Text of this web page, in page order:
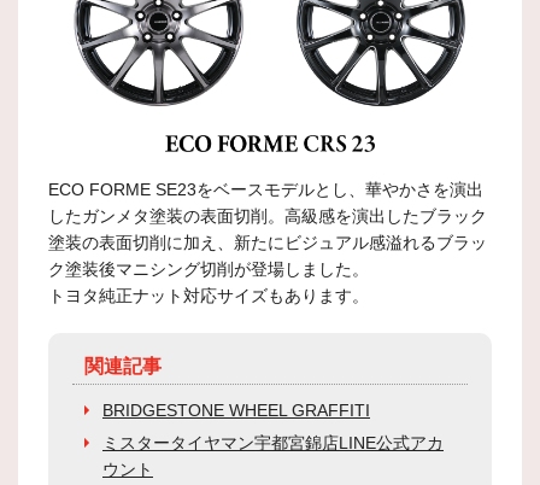
ECO FORME SE23をベースモデルとし、華やかさを演出
したガンメタ塗装の表面切削。高級感を演出したブラック
塗装の表面切削に加え、新たにビジュアル感溢れるブラッ
ク塗装後マニシング切削が登場しました。
トヨタ純正ナット対応サイズもあります。
関連記事
BRIDGESTONE WHEEL GRAFFITI
ミスタータイヤマン宇都宮錦店LINE公式アカ
ウント